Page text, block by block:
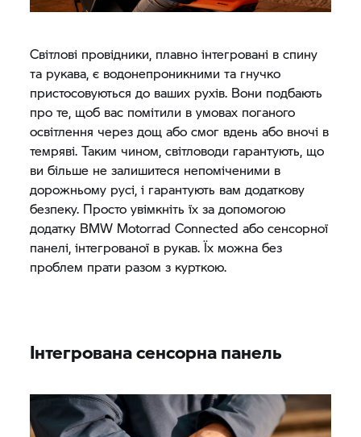
Світлові провідники, плавно інтегровані в спину
та рукава, є водонепроникними та гнучко
пристосовуються до ваших рухів. Вони подбають
про те, щоб вас помітили в умовах поганого
освітлення через дощ або смог вдень або вночі в
темряві. Таким чином, світловоди гарантують, що
ви більше не залишитеся непоміченими в
дорожньому русі, і гарантують вам додаткову
безпеку. Просто увімкніть їх за допомогою
додатку BMW Motorrad Connected або сенсорної
панелі, інтегрованої в рукав. Їх можна без
проблем прати разом з курткою.
Інтегрована сенсорна панель